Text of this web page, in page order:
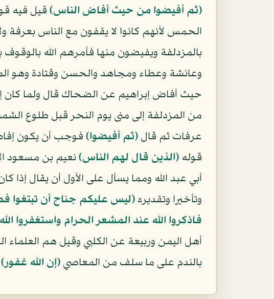
﴿ثم أفيضوا من حيث أفاض الناس﴾ قيل فيه
الحمس لأنهم كانوا لا يقفون مع الناس بعرفة
بالمزدلفة ويفيضون منها فأمرهم الله
وعائشة وعطاء ومجاهد والحسن وقتادة وهو
حيث أفاض إبراهيم عن الضحاك قال ولما كان
من المزدلفة إلى منى يوم النحر قبل طلوع
عرفات ثم قال ﴿ثم أفيضوا﴾ فوجب أن يكون
قوله ﴿الذين قال لهم الناس﴾نعيم بن مسعود
أبي عبد الله ومما يسأل على الأول أن يقال إذا
وتأخيرا وتقديره (ليس عليكم جناح أن
فاذكروا الله عند المشعر الحرام واستغفروا
أهل اليمن وربيعة عن الكلبي وقيل هم العلماء
بالندم على ما سلف من المعاصي ﴿إن الله غفور﴾